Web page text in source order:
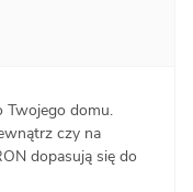
Twojego domu.
czy na
dopasują się do